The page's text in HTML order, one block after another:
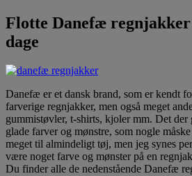
Flotte Danefæ
dage
Danefæ er et dansk brand, som er kendt
farverige regnjakker, men også meget
gummistøvler, t-shirts, kjoler mm. Det
glade farver og mønstre, som nogle
meget til almindeligt tøj, men jeg synes
være noget farve og mønster på en
Du finder alle de nedenstående Danefæ